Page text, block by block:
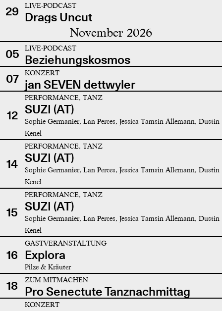
29
LIVE-PODCAST
Drags Uncut
November 2026
05 LIVE-PODCAST
Beziehungskosmos
07
KONZERT
jan SEVEN dettwyler
12
PERFORMANCE, TANZ
SUZI (AT)
Sophie Germanier, Lan Perces, Jessica Tamsin Allemann, Dustin
Kenel
14
PERFORMANCE, TANZ
SUZI (AT)
Sophie Germanier, Lan Perces, Jessica Tamsin Allemann, Dustin
Kenel
15
PERFORMANCE, TANZ
SUZI (AT)
Sophie Germanier, Lan Perces, Jessica Tamsin Allemann, Dustin
Kenel
16
GASTVERANSTALTUNG
Explora
Pilze & Kräuter
18 ZUM MITMACHEN
Pro Senectute Tanznachmittag
KONZERT